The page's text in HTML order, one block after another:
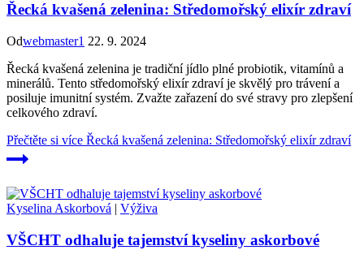
Řecká kvašená zelenina: Středomořský elixír zdraví
Odwebmaster1 22. 9. 2024
Řecká kvašená zelenina je tradiční jídlo plné probiotik, vitamínů a
minerálů. Tento středomořský elixír zdraví je skvělý pro trávení a
posiluje imunitní systém. Zvažte zařazení do své stravy pro zlepšení
celkového zdraví.
Přečtěte si více Řecká kvašená zelenina: Středomořský elixír zdraví
Kyselina Askorbová | Výživa
VŠCHT odhaluje tajemství kyseliny askorbové